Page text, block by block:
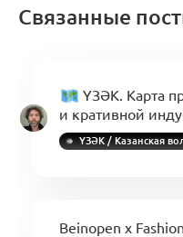
Связанные
ҮЗӘК. Карта
и кративной
ҮЗӘК / Казанская
Beinopen х